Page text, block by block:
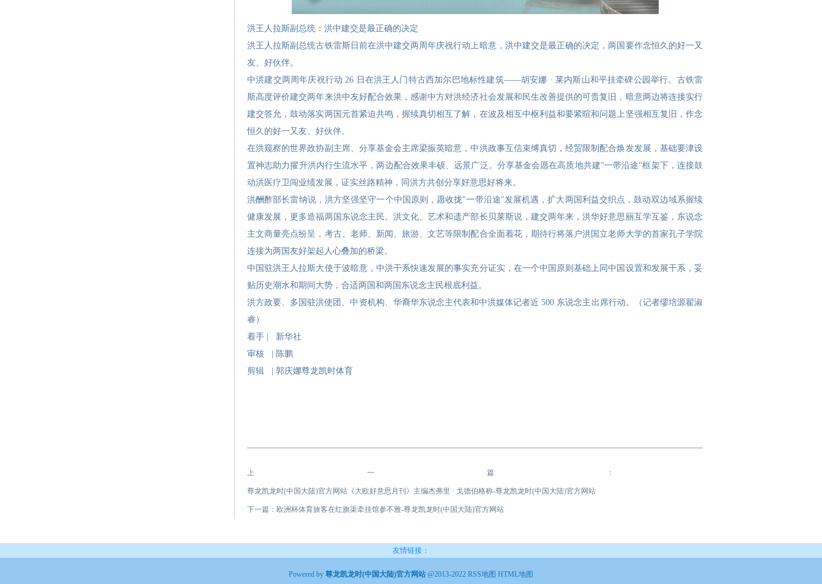
洪王人拉斯副总统：洪中建交是最正确的决定
洪王人拉斯副总统古铁雷斯日前在洪中建交两周年庆祝行动上暗意，洪中建交是最正确的决定，两国要作念恒久的好一又
友、好伙伴。
中洪建交两周年庆祝行动 26 日在洪王人门特古西加尔巴地标性建筑——胡安娜 · 莱内斯山和平挂牵碑公园举行。古铁雷
斯高度评价建交两年来洪中友好配合效果，感谢中方对洪经济社会发展和民生改善提供的可贵复旧，暗意两边将连接实行
建交答允，鼓动落实两国元首紧迫共鸣，握续真切相互了解，在波及相互中枢利益和要紧暄和问题上坚强相互复旧，作念
恒久的好一又友、好伙伴。
在洪窥察的世界政协副主席、分享基金会主席梁振英暗意，中洪政事互信束缚真切，经贸限制配合焕发发展，基础要津设
置神志助力擢升洪内行生流水平，两边配合效果丰硕、远景广泛。分享基金会愿在高质地共建"一带沿途"框架下，连接鼓
动洪医疗卫闯业绩发展，证实丝路精神，同洪方共创分享好意思好将来。
洪酬酢部长雷纳说，洪方坚强坚守一个中国原则，愿收拢"一带沿途"发展机遇，扩大两国利益交织点，鼓动双边域系握续
健康发展，更多造福两国东说念主民。洪文化、艺术和遗产部长贝莱斯说，建交两年来，洪华好意思丽互学互鉴，东说念
主文商量亮点纷呈，考古、老师、新闻、旅游、文艺等限制配合全面着花，期待行将落户洪国立老师大学的首家孔子学院
连接为两国友好架起人心叠加的桥梁。
中国驻洪王人拉斯大使于波暗意，中洪干系快速发展的事实充分证实，在一个中国原则基础上同中国设置和发展干系，妥
贴历史潮水和期间大势，合适两国和两国东说念主民根底利益。
洪方政要、多国驻洪使团、中资机构、华裔华东说念主代表和中洪媒体记者近 500 东说念主出席行动。（记者缪培源翟淑
睿）
着手 | 新华社
审核 | 陈鹏
剪辑 | 郭庆娜尊龙凯时体育
上一篇：
尊龙凯龙时(中国大陆)官方网站《大欧好意思月刊》主编杰弗里 · 戈德伯格称-尊龙凯龙时(中国大陆)官方网站
下一篇： 欧洲杯体育旅客在红旗渠牵挂馆参不雅-尊龙凯龙时(中国大陆)官方网站
友情链接：
Powered by 尊龙凯龙时(中国大陆)官方网站 @2013-2022 RSS地图 HTML地图